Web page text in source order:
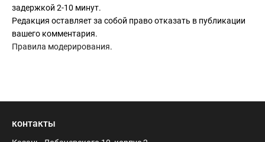
задержкой 2-10 минут.
Редакция оставляет за собой право отказать в публикации
вашего комментария.
Правила модерирования.
контакты